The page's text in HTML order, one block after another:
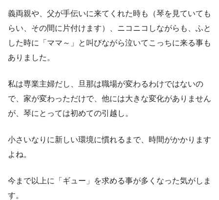
義両親や、父が手伝いに来てくれた時も（琴を見ていても
らい、その間に片付けます）、ニコニコしながらも、ふと
した時に「ママ～」と叫びながら泣いてこっちに来る事も
ありました。
私は専業主婦だし、旦那は職場が変わるわけではないの
で、家が変わっただけで、他には大きな変化がありません
が、琴にとっては初めての引越し。
小さいなりに新しい環境に慣れるまで、時間がかかります
よね。
今まで以上に「ギュー」を求める事が多くなった気がしま
す。